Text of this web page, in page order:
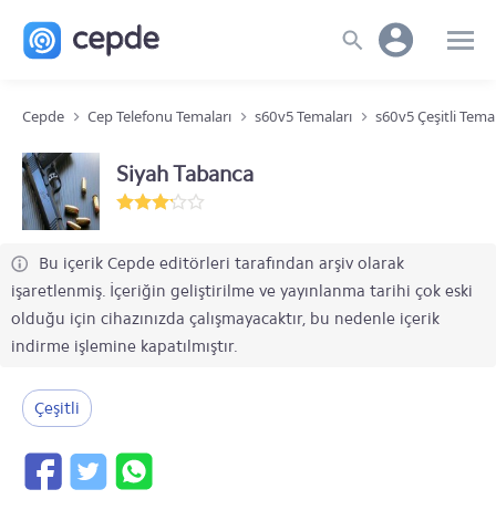
Cepde Cep Telefonu Temaları s60v5 Temaları s60v5 Çeşitli
Siyah Tabanca
Bu içerik Cepde editörleri tarafından arşiv olarak
işaretlenmiş. İçeriğin geliştirilme ve yayınlanma tarihi çok eski
olduğu için cihazınızda çalışmayacaktır, bu nedenle içerik
indirme işlemine kapatılmıştır.
Çeşitli